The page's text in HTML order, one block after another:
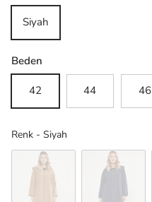
Siyah
Beden
42 44 46
Renk - Siyah